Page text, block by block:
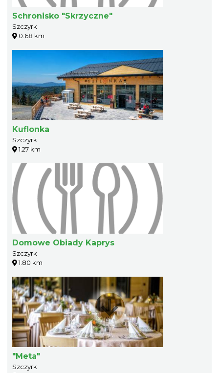
Schronisko "Skrzyczne"
Szczyrk
0.68 km
Kuflonka
Szczyrk
1.27 km
Domowe Obiady Kaprys
Szczyrk
1.80 km
"Meta"
Szczyrk